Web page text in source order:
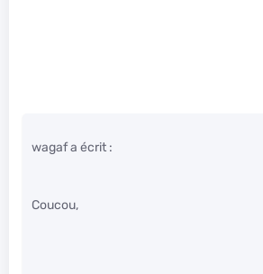
wagaf a écrit :
Coucou,